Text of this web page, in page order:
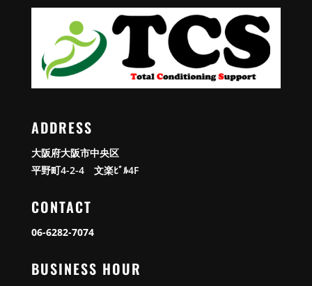
ADDRESS
大阪府大阪市中央区
平野町4-2-4 文楽ﾋﾞﾙ4F
CONTACT
06-6282-7074
BUSINESS HOUR